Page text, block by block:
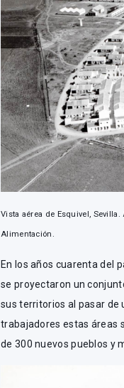
Vista aérea de Esquivel,
Alimentación.
En los años cuarenta del
se proyectaron un
sus territorios al pasar de
trabajadores estas áreas
de 300 nuevos pueblos y